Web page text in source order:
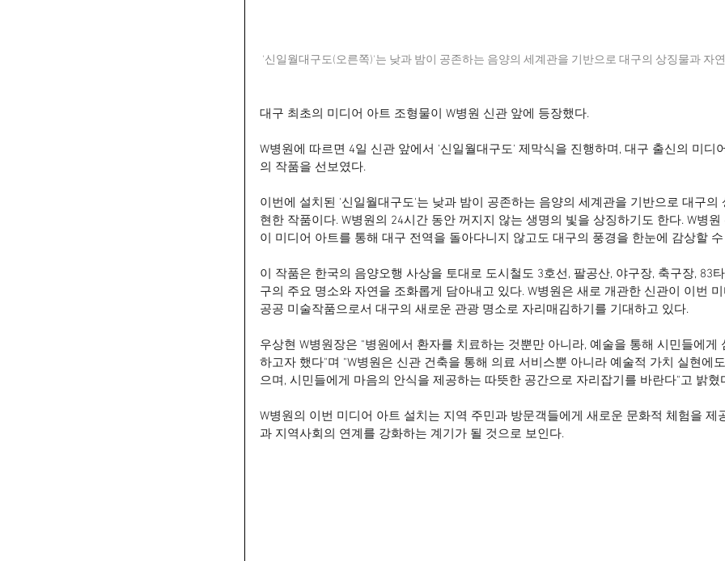
'신일월대구도(오른쪽)'는 낮과 밤이 공존하는 음양의 세계관을 기반으로 대구의 상징물과 자
대구 최초의 미디어 아트 조형물이 W병원 신관 앞에 등장했다.
W병원에 따르면 4일 신관 앞에서 '신일월대구도' 제막식을 진행하며, 대구 출신의 미디
의 작품을 선보였다.
이번에 설치된 '신일월대구도'는 낮과 밤이 공존하는 음양의 세계관을 기반으로 대구의
현한 작품이다. W병원의 24시간 동안 꺼지지 않는 생명의 빛을 상징하기도 한다. W병
이 미디어 아트를 통해 대구 전역을 돌아다니지 않고도 대구의 풍경을 한눈에 감상할
이 작품은 한국의 음양오행 사상을 토대로 도시철도 3호선, 팔공산, 야구장, 축구장, 83
구의 주요 명소와 자연을 조화롭게 담아내고 있다. W병원은 새로 개관한 신관이 이번
공공 미술작품으로서 대구의 새로운 관광 명소로 자리매김하기를 기대하고 있다.
우상현 W병원장은 "병원에서 환자를 치료하는 것뿐만 아니라, 예술을 통해 시민들에게
하고자 했다"며 "W병원은 신관 건축을 통해 의료 서비스뿐 아니라 예술적 가치 실현에
으며, 시민들에게 마음의 안식을 제공하는 따뜻한 공간으로 자리잡기를 바란다"고 밝혔
W병원의 이번 미디어 아트 설치는 지역 주민과 방문객들에게 새로운 문화적 체험을 제
과 지역사회의 연계를 강화하는 계기가 될 것으로 보인다.